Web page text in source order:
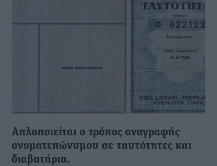
Απλοποιείται ο τρόπος αναγραφής
ονοματεπώνυμου σε ταυτότητες και
διαβατήρια.